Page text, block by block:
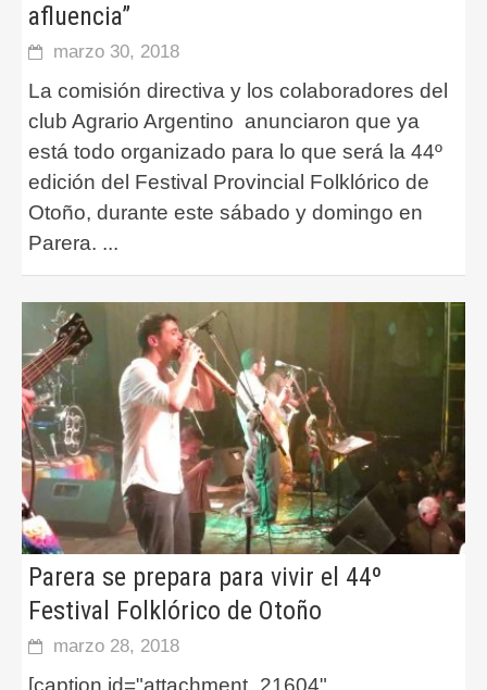
afluencia”
marzo 30, 2018
La comisión directiva y los colaboradores del
club Agrario Argentino anunciaron que ya
está todo organizado para lo que será la 44º
edición del Festival Provincial Folklórico de
Otoño, durante este sábado y domingo en
Parera. ...
Parera se prepara para vivir el 44º
Festival Folklórico de Otoño
marzo 28, 2018
[caption id="attachment_21604"